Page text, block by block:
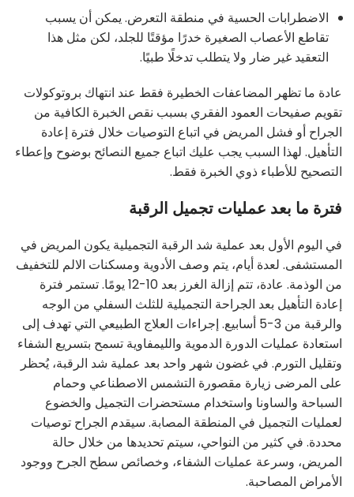
الاضطرابات الحسية في منطقة التعرض. يمكن أن يسبب
تقاطع الأعصاب الصغيرة خدرًا مؤقتًا للجلد، لكن مثل هذا
التعقيد غير ضار ولا يتطلب تدخلًا طبيًا.
عادة ما تظهر المضاعفات الخطيرة فقط عند انتهاك بروتوكولات
تقويم صفيحات العمود الفقري بسبب نقص الخبرة الكافية من
الجراح أو فشل المريض في اتباع التوصيات خلال فترة إعادة
التأهيل. لهذا السبب يجب عليك اتباع جميع النصائح بوضوح وإعطاء
التصحيح للأطباء ذوي الخبرة فقط.
فترة ما بعد عمليات تجميل الرقبة
في اليوم الأول بعد عملية شد الرقبة التجميلية يكون المريض في
المستشفى. لعدة أيام، يتم وصف الأدوية ومسكنات الالم للتخفيف
من الوذمة. عادة، تتم إزالة الغرز بعد 10-12 يومًا. تستمر فترة
إعادة التأهيل بعد الجراحة التجميلية للثلث السفلي من الوجه
والرقبة من 3-5 أسابيع. إجراءات العلاج الطبيعي التي تهدف إلى
استعادة عمليات الدورة الدموية والليمفاوية تسمح بتسريع الشفاء
وتقليل التورم. في غضون شهر واحد بعد عملية شد الرقبة، يُحظر
على المرضى زيارة مقصورة التشمس الاصطناعي وحمام
السباحة والساونا واستخدام مستحضرات التجميل والخضوع
لعمليات التجميل في المنطقة المصابة. سيقدم الجراح توصيات
محددة. في كثير من النواحي، سيتم تحديدها من خلال حالة
المريض، وسرعة عمليات الشفاء، وخصائص سطح الجرح ووجود
الأمراض المصاحبة.